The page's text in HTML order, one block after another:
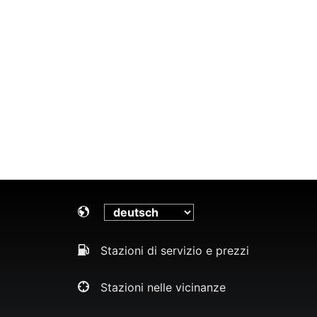
Stazioni di servizio e prezzi
Stazioni nelle vicinanze